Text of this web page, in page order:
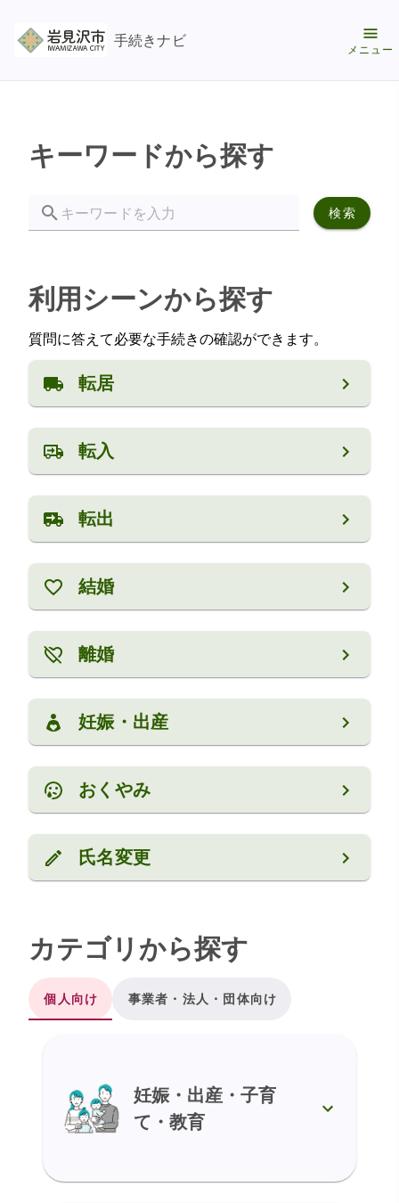
手続きナビ
メニュー
キーワードから探す
検索
利用シーンから探す
質問に答えて必要な手続きの確認ができます。
転居
転入
転出
結婚
離婚
妊娠・出産
おくやみ
氏名変更
カテゴリから探す
個人向け 事業者・法人・団体向け
妊娠・出産・子育
て・教育